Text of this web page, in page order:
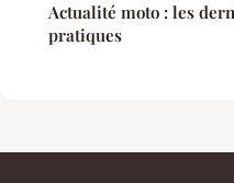
Actualité moto : les
pratiques